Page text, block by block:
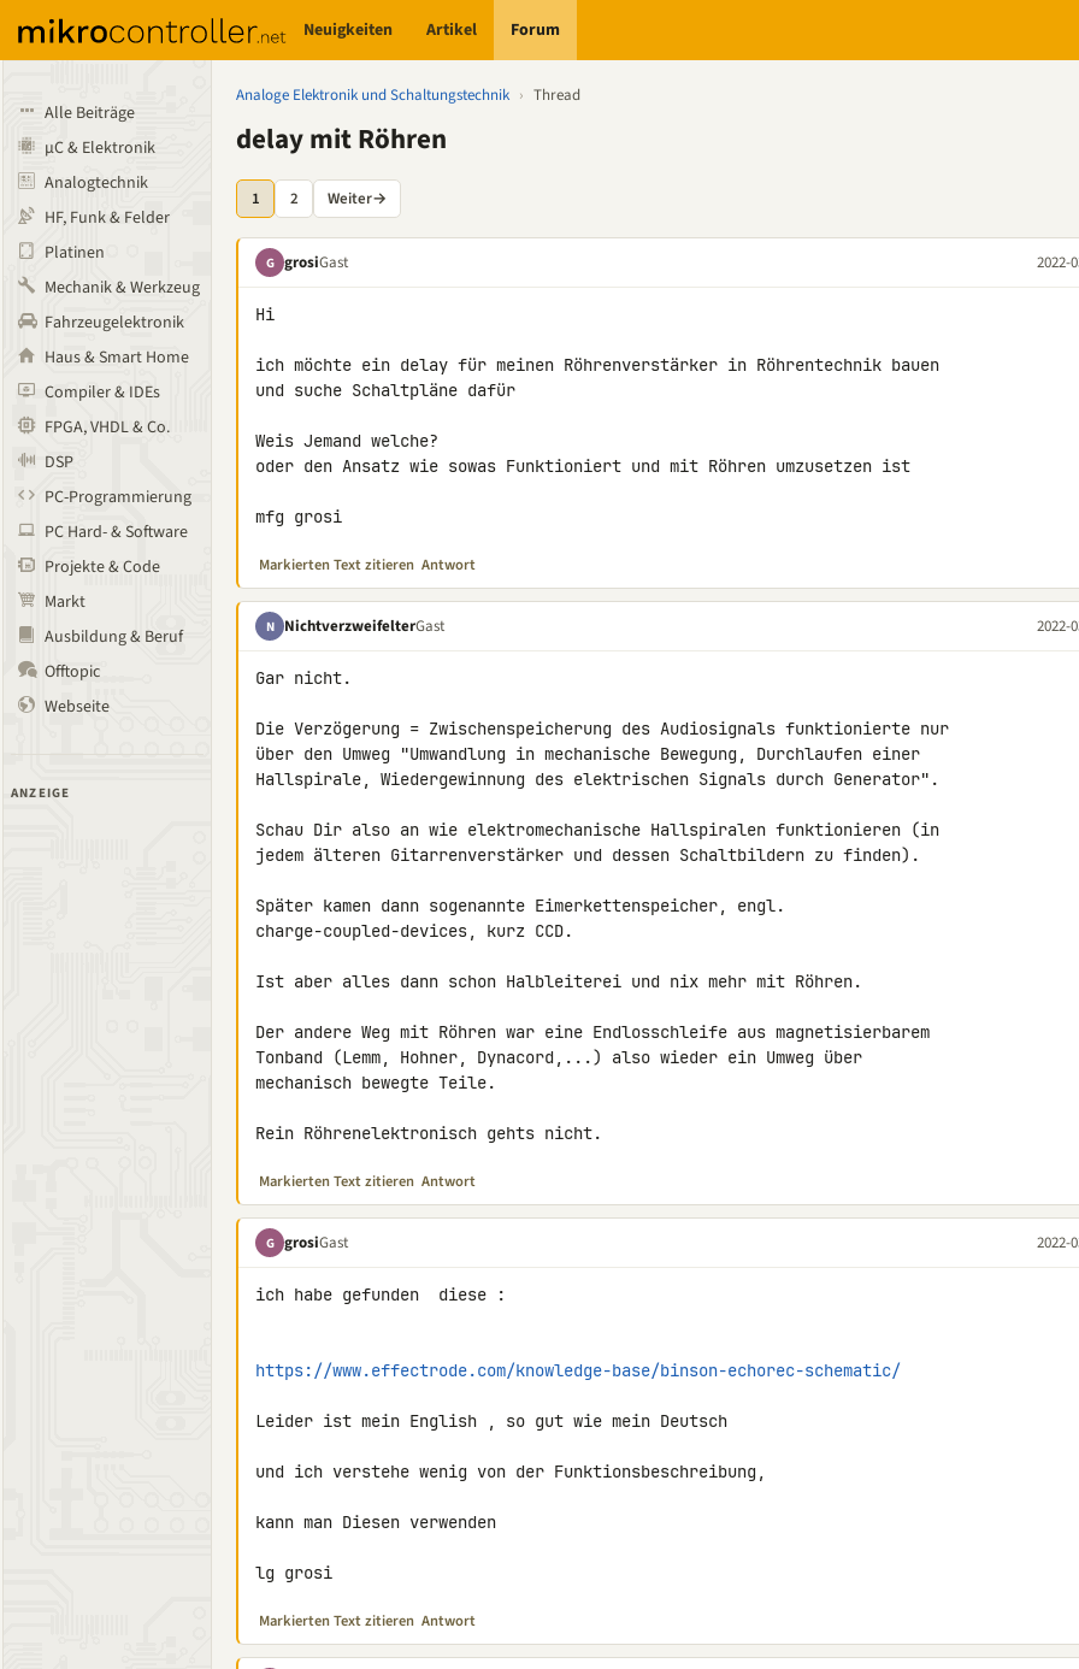
Neuigkeiten Artikel Forum
Alle Beiträge
µC & Elektronik
Analogtechnik
HF, Funk & Felder
Platinen
Mechanik & Werkzeug
Fahrzeugelektronik
Haus & Smart Home
Compiler & IDEs
FPGA, VHDL & Co.
DSP
PC-Programmierung
PC Hard- & Software
Projekte & Code
Markt
Ausbildung & Beruf
Offtopic
Webseite
ANZEIGE
Analoge Elektronik und Schaltungstechnik › Thread
delay mit Röhren
1 2 Weiter→
G grosiGast 2022-
Hi
ich möchte ein delay für meinen Röhrenverstärker in Röhrentechnik bauen
und suche Schaltpläne dafür
Weis Jemand welche?
oder den Ansatz wie sowas Funktioniert und mit Röhren umzusetzen ist
mfg grosi
Markierten Text zitieren Antwort
N NichtverzweifelterGast 2022-
Gar nicht.
Die Verzögerung = Zwischenspeicherung des Audiosignals funktionierte nur
über den Umweg "Umwandlung in mechanische Bewegung, Durchlaufen einer
Hallspirale, Wiedergewinnung des elektrischen Signals durch Generator".
Schau Dir also an wie elektromechanische Hallspiralen funktionieren (in
jedem älteren Gitarrenverstärker und dessen Schaltbildern zu finden).
Später kamen dann sogenannte Eimerkettenspeicher, engl.
charge-coupled-devices, kurz CCD.
Ist aber alles dann schon Halbleiterei und nix mehr mit Röhren.
Der andere Weg mit Röhren war eine Endlosschleife aus magnetisierbarem
Tonband (Lemm, Hohner, Dynacord,...) also wieder ein Umweg über
mechanisch bewegte Teile.
Rein Röhrenelektronisch gehts nicht.
Markierten Text zitieren Antwort
G grosiGast 2022-
ich habe gefunden  diese :
https://www.effectrode.com/knowledge-base/binson-echorec-schematic/
Leider ist mein English , so gut wie mein Deutsch
und ich verstehe wenig von der Funktionsbeschreibung,
kann man Diesen verwenden
lg grosi
Markierten Text zitieren Antwort